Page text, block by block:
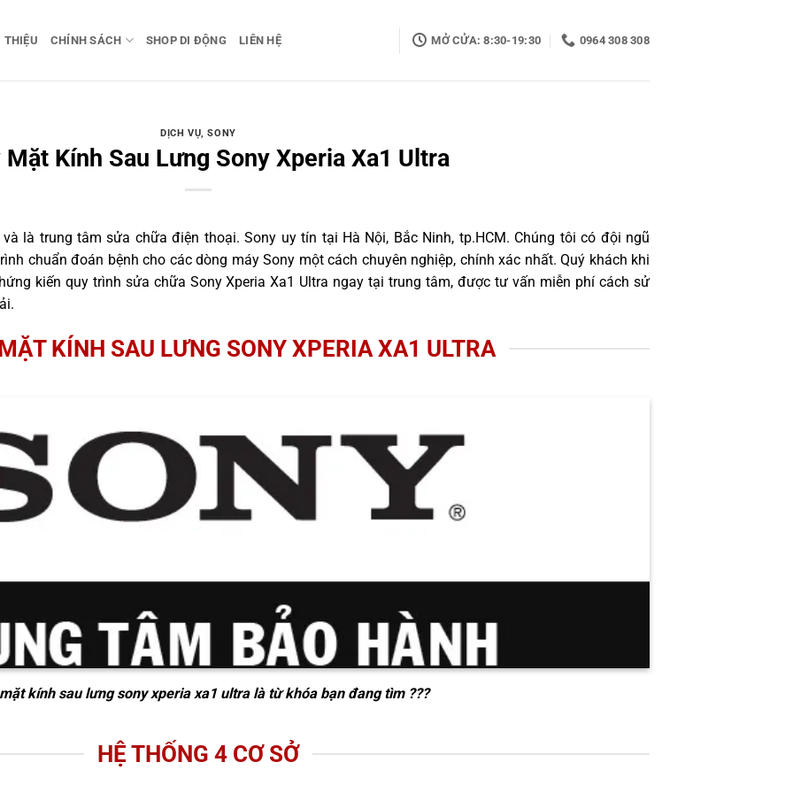
THIỆU CHÍNH SÁCH SHOP DI ĐỘNG LIÊN HỆ MỞ CỬA: 8:30-19:30 0964 308 308
DỊCH VỤ,SONY
Mặt Kính Sau Lưng Sony Xperia Xa1 Ultra
là trung tâm sửa chữa điện thoại. Sony uy tín tại Hà Nội, Bắc Ninh, tp.HCM. Chúng tôi có đội ngũ
chuẩn đoán bệnh cho các dòng máy Sony một cách chuyên nghiệp, chính xác nhất. Quý khách khi
kiến quy trình sửa chữa Sony Xperia Xa1 Ultra ngay tại trung tâm, được tư vấn miễn phí cách sử
KÍNH SAU LƯNG SONY XPERIA XA1 ULTRA
kính sau lưng sony xperia xa1 ultralà từ khóa bạn đang tìm ???
HỆ THỐNG 4 CƠ SỞ